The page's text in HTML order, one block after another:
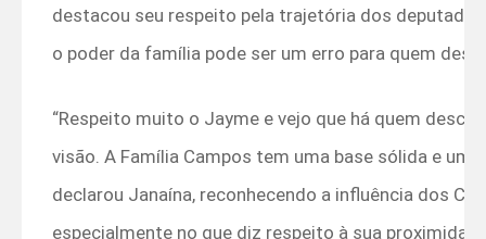
destacou seu respeito pela trajetória dos
o poder da família pode ser um erro para quem
“Respeito muito o Jayme e vejo que há quem
visão. A Família Campos tem uma base sólida e
declarou Janaína, reconhecendo a influência dos
especialmente no que diz respeito à sua